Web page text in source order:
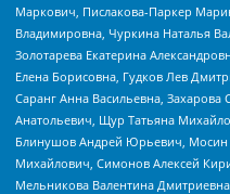
Маркович, Пислакова-Паркер
Владимировна, Чуркина Наталья
Золотарева Екатерина
Елена Борисовна, Гудков Лев
Саранг Анна Васильевна, Захарова
Анатольевич, Щур Татьяна
Блинушов Андрей Юрьевич, Мосин
Михайлович, Симонов Алексей
Мельникова Валентина